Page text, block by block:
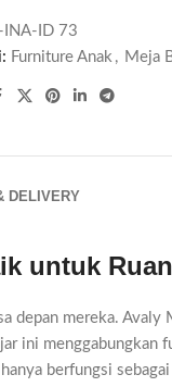
INA-ID 73
Furniture Anak , Meja
DELIVERY
untuk
depan mereka.
ini menggabungkan
berfungsi